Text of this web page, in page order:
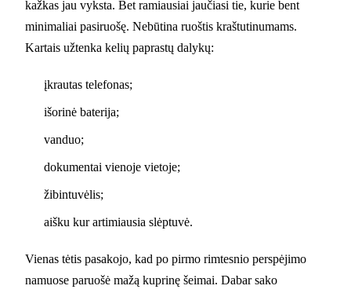
kažkas jau vyksta. Bet ramiausiai jaučiasi tie, kurie bent
minimaliai pasiruošę. Nebūtina ruoštis kraštutinumams.
Kartais užtenka kelių paprastų dalykų:
įkrautas telefonas;
išorinė baterija;
vanduo;
dokumentai vienoje vietoje;
žibintuvėlis;
aišku kur artimiausia slėptuvė.
Vienas tėtis pasakojo, kad po pirmo rimtesnio perspėjimo
namuose paruošė mažą kuprinę šeimai. Dabar sako